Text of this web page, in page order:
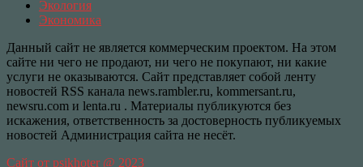
Экология
Экономика
Данный сайт не является коммерческим проектом. На этом
сайте ни чего не продают, ни чего не покупают, ни какие
услуги не оказываются. Сайт представляет собой ленту
новостей RSS канала news.rambler.ru, kommersant.ru,
newsru.com и lenta.ru . Материалы публикуются без
искажения, ответственность за достоверность публикуемых
новостей Администрация сайта не несёт.
Сайт от psikhoter @ 2023